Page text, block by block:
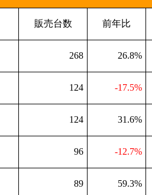
販売台数 前年比
268 26.8%
124 -17.5%
124 31.6%
96 -12.7%
89 59.3%